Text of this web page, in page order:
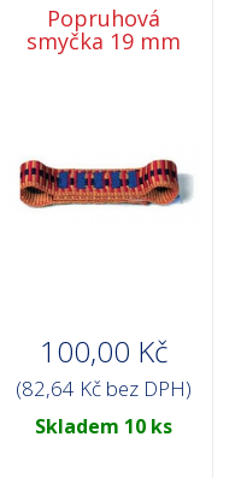
Popruhová
smyčka 19 mm
100,00 Kč
(82,64 Kč bez DPH)
Skladem 10 ks